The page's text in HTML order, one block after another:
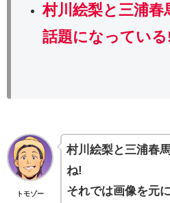
村川絵梨と三浦春
話題になっている
トモゾー
村川絵梨と三浦春
ね!
それでは画像を元